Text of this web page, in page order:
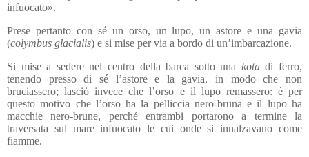
infuocato».
Prese pertanto con sé un orso, un lupo, un astore e una gavia
(colymbus glacialis) e si mise per via a bordo di un’imbarcazione.
Si mise a sedere nel centro della barca sotto una kotadi ferro,
tenendo presso di sé l’astore e la gavia, in modo che non
bruciassero; lasciò invece che l’orso e il lupo remassero: è per
questo motivo che l’orso ha la pelliccia nero-bruna e il lupo ha
macchie nero-brune, perché entrambi portarono a termine la
traversata sul mare infuocato le cui onde si innalzavano come
fiamme.